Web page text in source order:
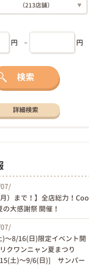
（213店舗） ▼
円 円
検索
詳細検索
月）まで！】全店総力！Coo
の大感謝祭 開催！
)〜8/16(日)限定イベント開
クワンニャン夏まつり
土)～9/6(日)] サンパー